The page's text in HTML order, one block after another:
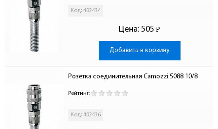
Код: 402434
Цена: 505 Р
-
Добавить в корзину
Розетка соединительная Camozzi 5088 10/8
Рейтинг:
Код: 402436